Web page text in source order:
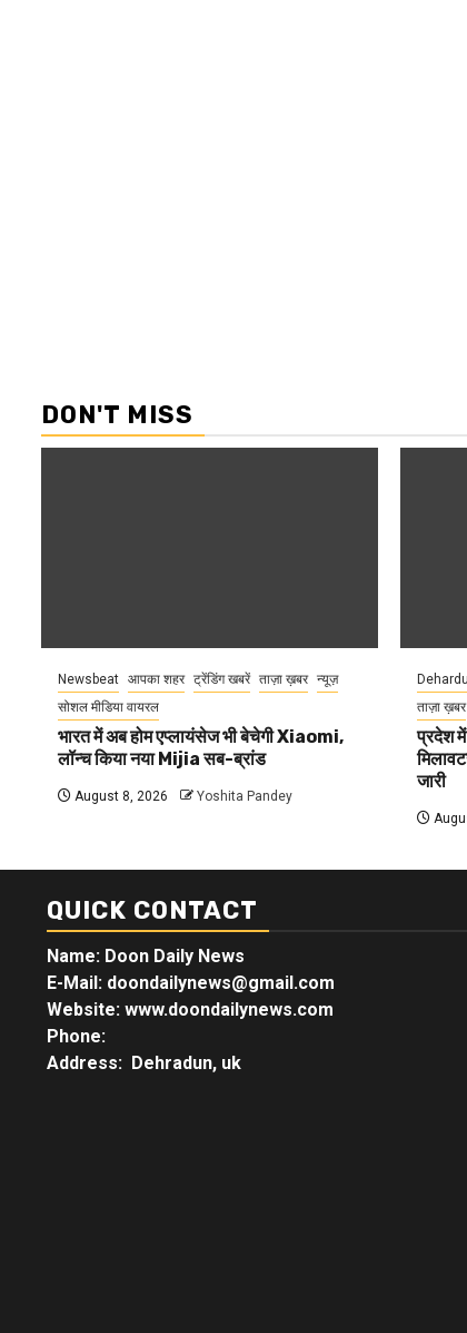
DON'T MISS
Newsbeat आपका शहर ट्रेंडिंग खबरें ताज़ा ख़बर न्यूज़
सोशल मीडिया वायरल
भारत में अब होम एप्लायंसेज भी बेचेगी Xiaomi,
लॉन्च किया नया Mijia सब-ब्रांड
August 8, 2026 Yoshita Pandey
ताज़ा ख़बर
प्रदेश में
जारी
QUICK CONTACT
Name: Doon Daily News
E-Mail: doondailynews@gmail.com
Website: www.doondailynews.com
Phone:
Address: Dehradun, uk